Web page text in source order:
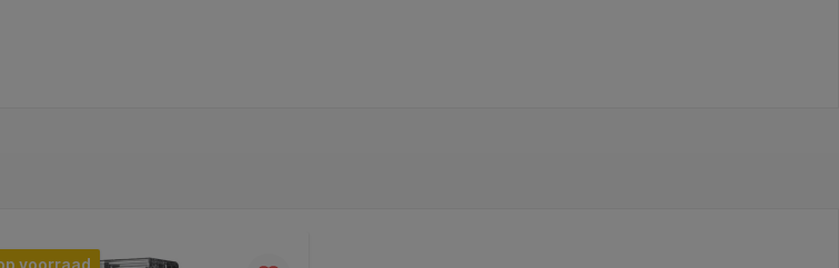
tot 5 vel papier van 80 gram. * Snel en veilig wisselen tussen messen door de
voorraad